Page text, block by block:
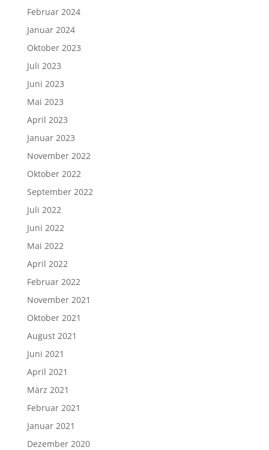
Februar 2024
Januar 2024
Oktober 2023
Juli 2023
Juni 2023
Mai 2023
April 2023
Januar 2023
November 2022
Oktober 2022
September 2022
Juli 2022
Juni 2022
Mai 2022
April 2022
Februar 2022
November 2021
Oktober 2021
August 2021
Juni 2021
April 2021
März 2021
Februar 2021
Januar 2021
Dezember 2020